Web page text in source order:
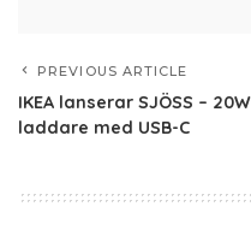
PREVIOUS ARTICLE
IKEA lanserar SJÖSS – 20W
laddare med USB-C